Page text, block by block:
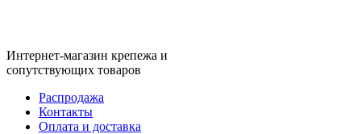
Интернет-магазин крепежа и
сопутствующих товаров
Распродажа
Контакты
Оплата и доставка